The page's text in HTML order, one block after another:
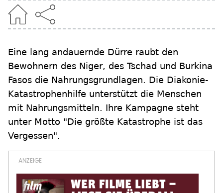
Eine lang andauernde Dürre raubt den
Bewohnern des Niger, des Tschad und Burkina
Fasos die Nahrungsgrundlagen. Die Diakonie-
Katastrophenhilfe unterstützt die Menschen
mit Nahrungsmitteln. Ihre Kampagne steht
unter Motto "Die größte Katastrophe ist das
Vergessen".